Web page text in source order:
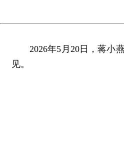
2026年5月20日，蒋小
见。